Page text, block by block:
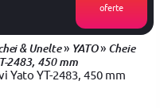
oferte
& Unelte» YATO» Cheie
2483, 450 mm
YT-2483, 450 mm